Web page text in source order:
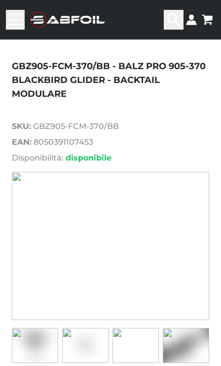
GBZ905-FCM-370/BB - BALZ PRO 905-370
BLACKBIRD GLIDER - BACKTAIL
MODULARE
SKU: GBZ905-FCM-370/BB
EAN: 8050391107453
Disponibilità: disponibile